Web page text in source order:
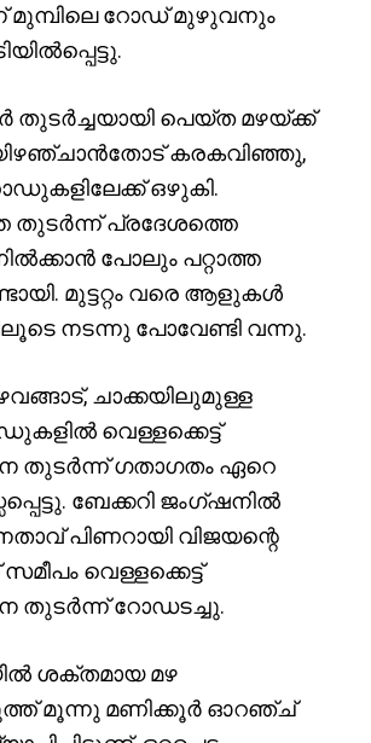
മുമ്പിലെ റോഡ് മുഴുവനും
തുടർച്ചയായി പെയ്ത മഴയ്ക്ക്
കരകവിഞ്ഞു,
ഒഴുകി.
തുടർന്ന് പ്രദേശത്തെ
പോലും പറ്റാത്ത
മുട്ടറ്റം വരെ ആളുകൾ
നടന്നു പോവേണ്ടി വന്നു.
ചാക്കയിലുമുള്ള
വെള്ളക്കെട്ട്
തുടർന്ന് ഗതാഗതം ഏറെ
ബേക്കറി ജംഗ്ഷനിൽ
പിണറായി വിജയന്റെ
വെള്ളക്കെട്ട്
തുടർന്ന് റോഡടച്ചു.
ശക്തമായ മഴ
മൂന്നു മണിക്കൂർ ഓറഞ്ച്